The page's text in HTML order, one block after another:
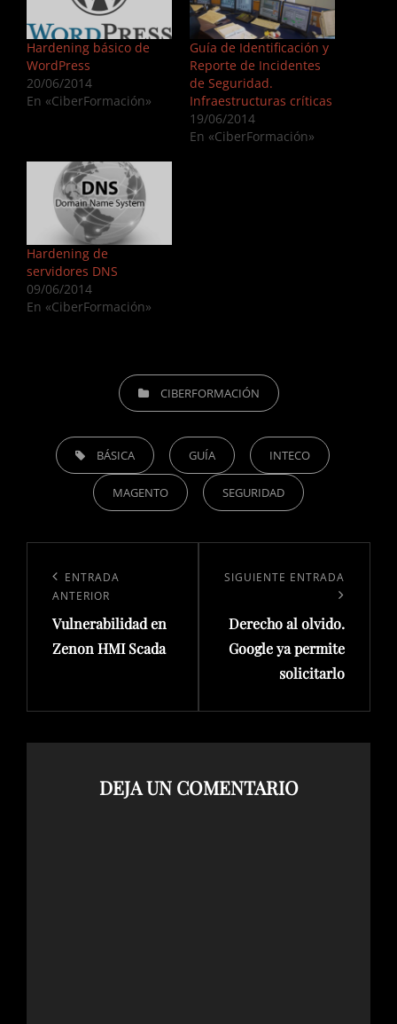
Hardening básico de
WordPress
20/06/2014
En «CiberFormación»
Guía de Identificación y
Reporte de Incidentes
de Seguridad.
Infraestructuras críticas
19/06/2014
En «CiberFormación»
Hardening de
servidores DNS
09/06/2014
En «CiberFormación»
CATEGORÍASCIBERFORMACIÓN
ETIQUETAS,BÁSICA GUÍA INTECO
MAGENTO SEGURIDAD
entradas
Entrada
ENTRADA
ANTERIOR
Vulnerabilidad en
Zenon HMI Scada
Siguiente
SIGUIENTE ENTRADA
Derecho al olvido.
Google ya permite
solicitarlo
DEJA UN COMENTARIO